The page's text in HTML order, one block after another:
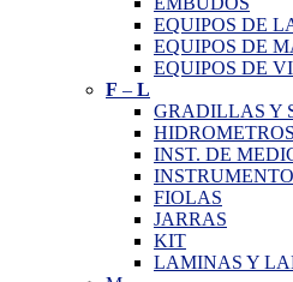
EQUIPOS DE
EQUIPOS DE
EQUIPOS DE
F – L
GRADILLAS Y
INST. DE
FIOLAS
JARRAS
KIT
LAMINAS Y